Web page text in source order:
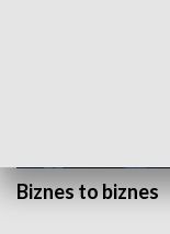
Biznes to biznes